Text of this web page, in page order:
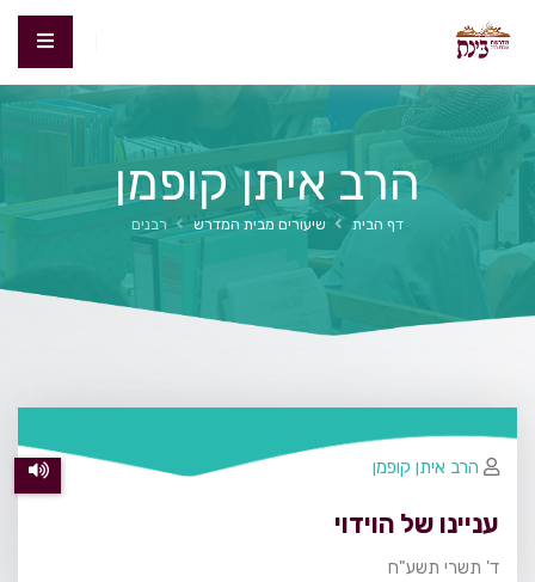
הרב איתן קופמן
דף הבית שיעורים מבית המדרש רבנים
עניינו של הוידוי
ד' תשרי תשע"ח
הרב איתן קופמן